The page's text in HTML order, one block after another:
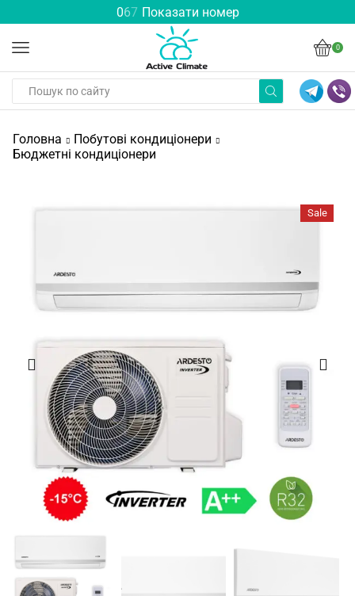
067 Показати номер
0
Головна
Побутові кондиціонери
Бюджетні кондиціонери
Sale